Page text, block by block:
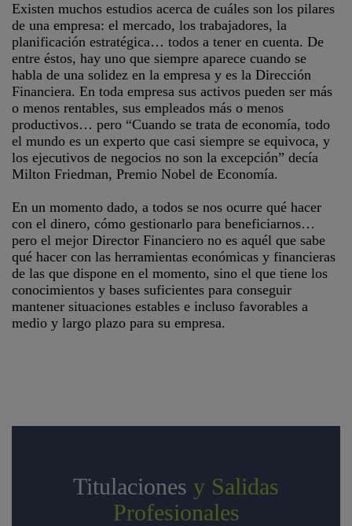
Existen muchos estudios acerca de cuáles son los pilares
de una empresa: el mercado, los trabajadores, la
planificación estratégica… todos a tener en cuenta. De
entre éstos, hay uno que siempre aparece cuando se
habla de una solidez en la empresa y es la Dirección
Financiera. En toda empresa sus activos pueden ser más
o menos rentables, sus empleados más o menos
productivos… pero “Cuando se trata de economía, todo
el mundo es un experto que casi siempre se equivoca, y
los ejecutivos de negocios no son la excepción” decía
Milton Friedman, Premio Nobel de Economía.
En un momento dado, a todos se nos ocurre qué hacer
con el dinero, cómo gestionarlo para beneficiarnos…
pero el mejor Director Financiero no es aquél que sabe
qué hacer con las herramientas económicas y financieras
de las que dispone en el momento, sino el que tiene los
conocimientos y bases suficientes para conseguir
mantener situaciones estables e incluso favorables a
medio y largo plazo para su empresa.
Titulaciones y Salidas
Profesionales